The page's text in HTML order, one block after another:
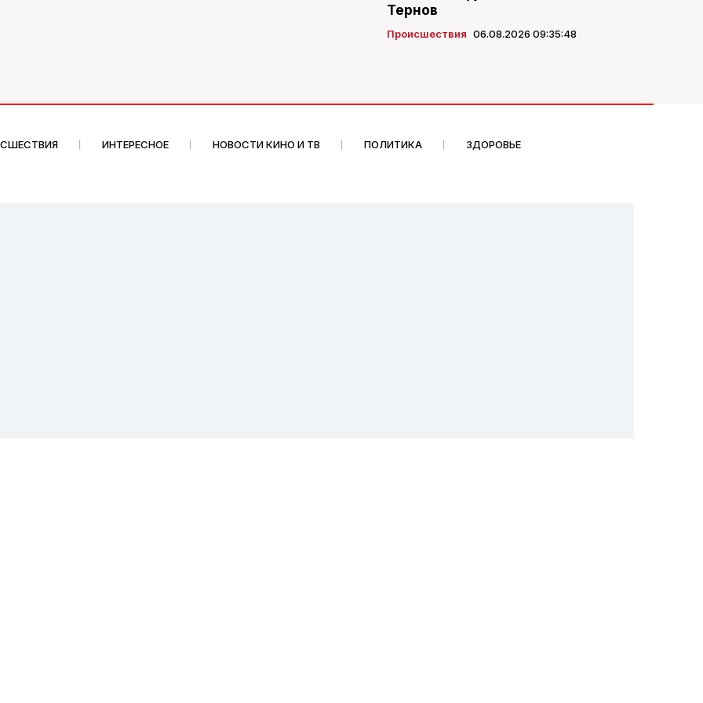
Тернов
Происшествия 06.08.2026 09:35:48
ИНТЕРЕСНОЕ НОВОСТИ КИНО И ТВ ПОЛИТИКА ЗДОРОВЬЕ